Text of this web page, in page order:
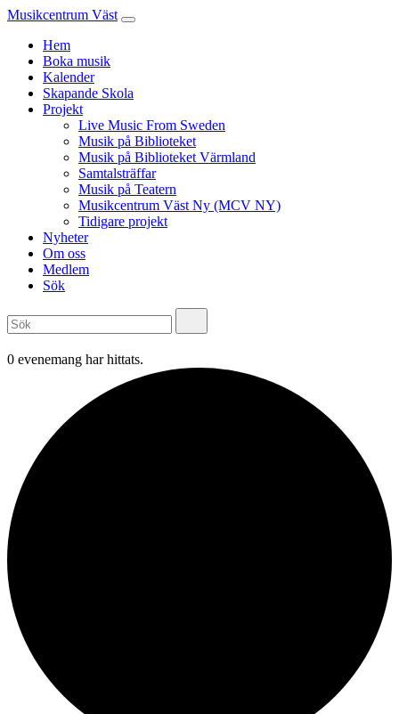
Musikcentrum Väst
Hem
Boka musik
Kalender
Skapande Skola
Projekt
Live Music From Sweden
Musik på Biblioteket
Musik på Biblioteket Värmland
Samtalsträffar
Musik på Teatern
Musikcentrum Väst Ny (MCV NY)
Tidigare projekt
Nyheter
Om oss
Medlem
Sök
0 evenemang har hittats.